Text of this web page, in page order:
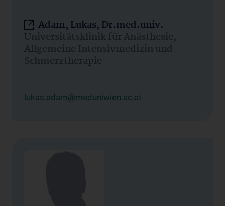
Adam, Lukas, Dr.med.univ.
Universitätsklinik für Anästhesie,
Allgemeine Intensivmedizin und
Schmerztherapie
lukas.adam@meduniwien.ac.at